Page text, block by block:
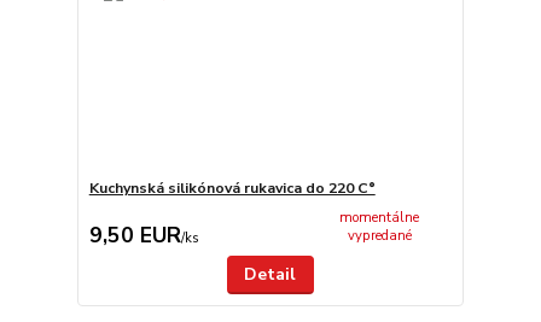
Kuchynská silikónová rukavica do 220 C°
9,50 EUR/ks
momentálne
vypredané
Detail